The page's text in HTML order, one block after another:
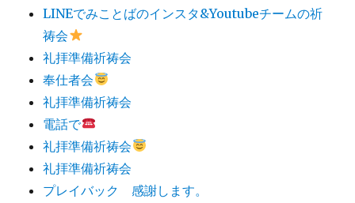
LINEでみことばのインスタ&Youtubeチームの祈
祷会
礼拝準備祈祷会
奉仕者会
礼拝準備祈祷会
電話で
礼拝準備祈祷会
礼拝準備祈祷会
プレイバック 感謝します。